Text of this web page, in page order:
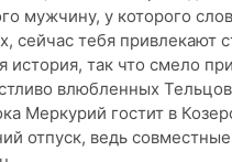
мужчину, у которого
сейчас тебя привлекают
история, так что смело
влюбленных Тельцов
Меркурий гостит в
отпуск, ведь